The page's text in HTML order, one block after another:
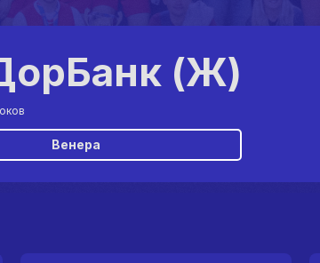
(Ж)
Венера